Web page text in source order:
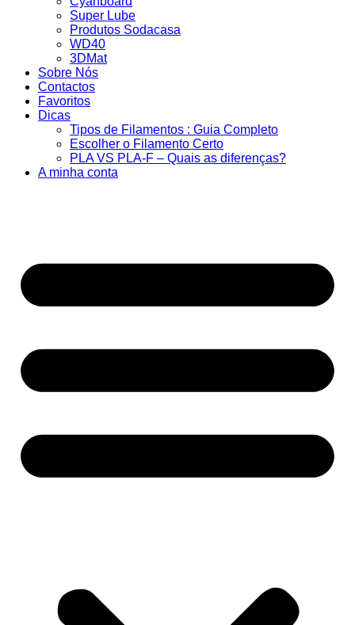
Super Lube
Produtos Sodacasa
WD40
3DMat
Sobre Nós
Contactos
Favoritos
Dicas
Tipos de Filamentos : Guia Completo
Escolher o Filamento Certo
PLA VS PLA-F – Quais as diferenças?
A minha conta